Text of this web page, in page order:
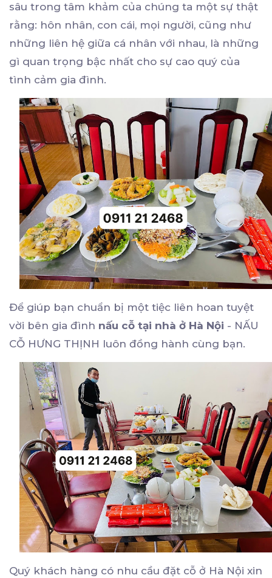
sâu trong tâm khảm của chúng ta một sự thật
rằng: hôn nhân, con cái, mọi người, cũng như
những liên hệ giữa cá nhân với nhau, là những
gì quan trọng bậc nhất cho sự cao quý của
tình cảm gia đình.
Để giúp bạn chuẩn bị một tiệc liên hoan tuyệt
vời bên gia đình nấu cỗ tại nhà ở Hà Nội - NẤU
CỖ HƯNG THỊNH luôn đồng hành cùng bạn.
Quý khách hàng có nhu cầu đặt cỗ ở Hà Nội xin